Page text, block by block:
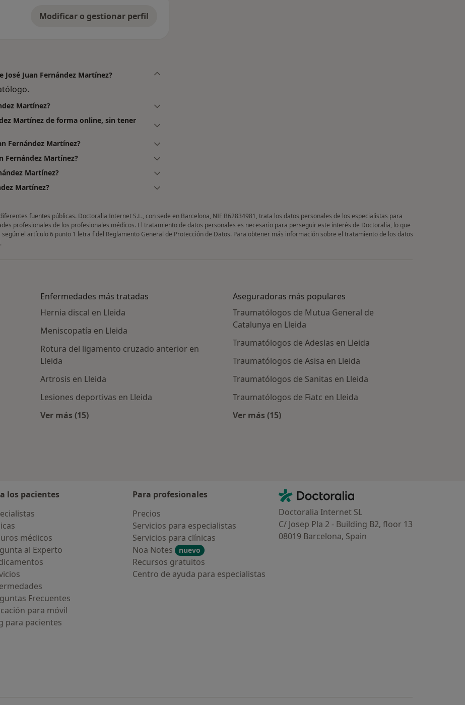
Modificar o gestionar perfil
José Juan Fernández Martínez?
Martínez?
Martínez de forma online, sin tener
Fernández Martínez?
Fernández Martínez?
Martínez?
Martínez?
fuentes públicas. Doctoralia Internet S.L., con sede en Barcelona, NIF B62834981, trata los datos personales de los especialistas para
profesionales de los profesionales médicos. El tratamiento de datos personales es necesario para perseguir este interés de Doctoralia, lo que
el artículo 6 punto 1 letra f del Reglamento General de Protección de Datos. Para obtener más información sobre el tratamiento de los datos
.
Enfermedades más tratadas
Hernia discal en Lleida
Meniscopatía en Lleida
Rotura del ligamento cruzado anterior en
Lleida
Artrosis en Lleida
Lesiones deportivas en Lleida
Ver más (15)
Aseguradoras más populares
Traumatólogos de Mutua General de
Catalunya en Lleida
Traumatólogos de Adeslas en Lleida
Traumatólogos de Asisa en Lleida
Traumatólogos de Sanitas en Lleida
Traumatólogos de Fiatc en Lleida
Ver más (15)
los pacientes
médicos
al Experto
Frecuentes
para móvil
para pacientes
Para profesionales
Precios
Servicios para especialistas
Servicios para clínicas
Noa Notes
nuevo
Recursos gratuitos
Centro de ayuda para especialistas
Contacto
Doctoralia - Página de inicio
Doctoralia Internet SL
C/ Josep Pla 2 - Building B2, floor 13
08019 Barcelona, Spain